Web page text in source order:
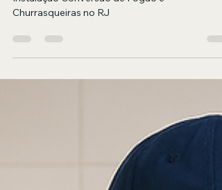
no RJ
Instalação Conversão de Fogão e